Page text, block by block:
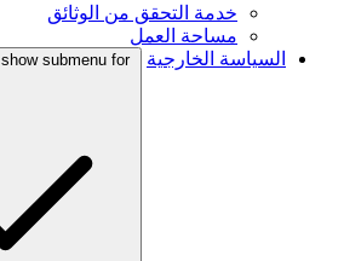
خدمة التحقق من الوثائق
مساحة العمل
السياسة الخارجية
show submenu for السياسة الخارجية